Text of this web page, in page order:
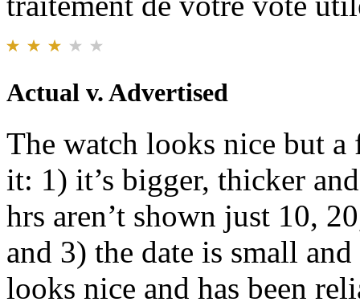
Actual v. Advertised
The watch looks nice but
it: 1) it’s bigger, thicker
hrs aren’t shown just 10,
and 3) the date is small
looks nice and has been